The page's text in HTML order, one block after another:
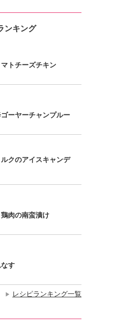
ンキング
トチーズチキン
ゴーヤーチャンプルー
クのアイスキャンデ
肉の南蛮漬け
す
▶ レシピランキング一覧